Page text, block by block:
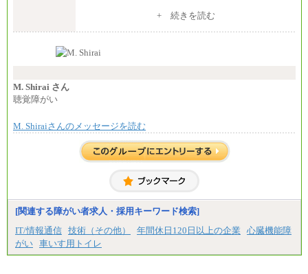
※入社後早期から、自律的な業務遂行が求めら
す。
い職責を担う方については、さらに高い金額を個別
※上記に加え、所定労働時間外に勤務をした場
※試用期間中も給与に変更はございません。
＜募集各社・全職種共通＞
月給21万円以上～
※試用期間中の給与に変更はありません。
ます。
+ 続きを読む
M. Shirai さん
聴覚障がい
M. Shiraiさんのメッセージを読む
[関連する障がい者求人・採用キーワード検索]
IT/情報通信 技術（その他） 年間休日120日以上の企業
心臓機能障
がい 車いす用トイレ